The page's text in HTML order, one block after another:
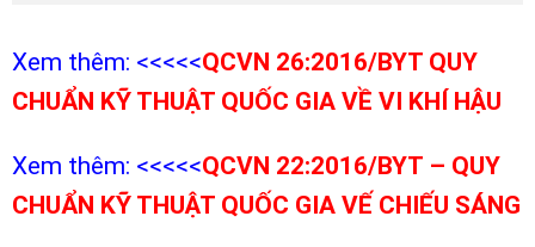
Xem thêm: <<<<<QCVN 26:2016/BYT QUY
CHUẨN KỸ THUẬT QUỐC GIA VỀ VI KHÍ HẬU
Xem thêm: <<<<<QCVN 22:2016/BYT – QUY
CHUẨN KỸ THUẬT QUỐC GIA VẾ CHIẾU SÁNG